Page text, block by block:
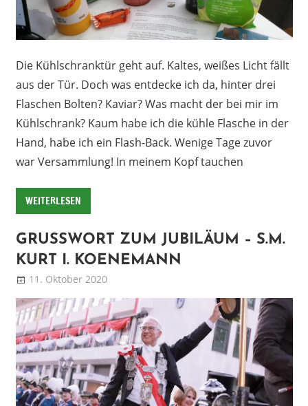
Die Kühlschranktür geht auf. Kaltes, weißes Licht fällt
aus der Tür. Doch was entdecke ich da, hinter drei
Flaschen Bolten? Kaviar? Was macht der bei mir im
Kühlschrank? Kaum habe ich die kühle Flasche in der
Hand, habe ich ein Flash-Back. Wenige Tage zuvor
war Versammlung! In meinem Kopf tauchen
WEITERLESEN
GRUSSWORT ZUM JUBILÄUM – S.M. K
URT I. KOENEMANN
11. Oktober 2020